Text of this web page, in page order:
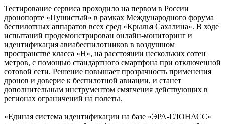
Тестирование сервиса проходило на первом в России
дронопорте «Пушистый» в рамках Международного форума
беспилотных аппаратов всех сред «Крылья Сахалина». В ходе
испытаний продемонстрирован онлайн-мониторинг и
идентификация авиабеспилотников в воздушном
пространстве класса «H», на расстоянии нескольких сотен
метров, с помощью стандартного смартфона при отключенной
сотовой сети. Решение повышает прозрачность применения
дронов и доверие к беспилотной авиации, и станет
дополнительным инструментом смягчения действующих в
регионах ограничений на полеты.
«Единая система идентификации на базе «ЭРА-ГЛОНАСС»